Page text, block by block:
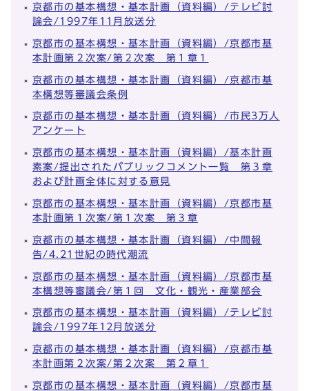
京都市の基本構想・基本計画（資料編）/テレビ討
論会/1997年11月放送分
京都市の基本構想・基本計画（資料編）/京都市基
本計画第２次案/第２次案 第１章１
京都市の基本構想・基本計画（資料編）/京都市基
本構想等審議会条例
京都市の基本構想・基本計画（資料編）/市民3万人
アンケート
京都市の基本構想・基本計画（資料編）/基本計画
素案/提出されたパブリックコメント一覧 第３章
および計画全体に対する意見
京都市の基本構想・基本計画（資料編）/京都市基
本計画第１次案/第１次案 第３章
京都市の基本構想・基本計画（資料編）/中間報
告/4.21世紀の時代潮流
京都市の基本構想・基本計画（資料編）/京都市基
本構想等審議会/第１回 文化・観光・産業部会
京都市の基本構想・基本計画（資料編）/テレビ討
論会/1997年12月放送分
京都市の基本構想・基本計画（資料編）/京都市基
本計画第２次案/第２次案 第２章１
京都市の基本構想・基本計画（資料編）/京都市基